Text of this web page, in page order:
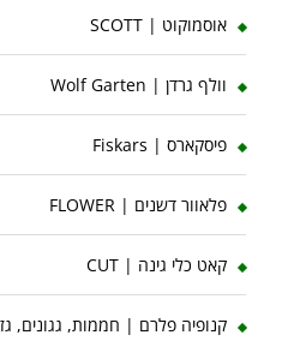
אוסמוקוט | SCOTT
וולף גרדן | Wolf Garten
פיסקארס | Fiskars
פלאוור דשנים | FLOWER
קאט כלי גינה | CUT
קנופיה פלרם | חממות, גגונים,